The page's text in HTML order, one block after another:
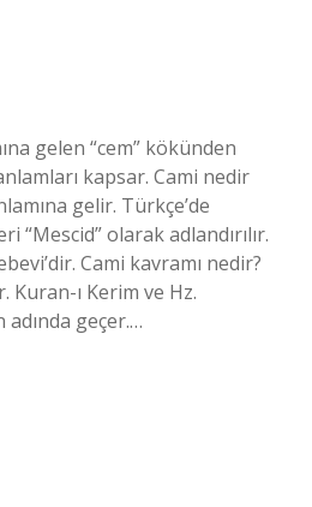
gelen “cem” kökünden
kapsar. Cami nedir
gelir. Türkçe’de
“Mescid” olarak adlandırılır.
Cami kavramı nedir?
ı Kerim ve Hz.
adında geçer.…